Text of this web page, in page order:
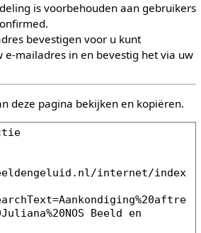
is voorbehouden aan gebruikers
bevestigen voor u kunt
e-mailadres in en bevestig het via uw
deze pagina bekijken en kopiëren.